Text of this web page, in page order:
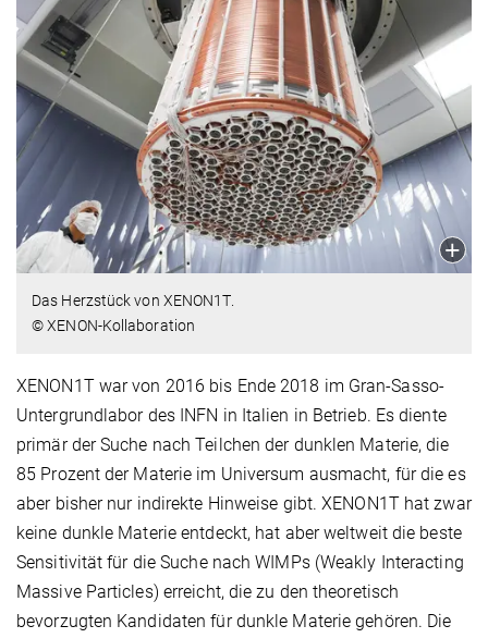
Das Herzstück von XENON1T.
© XENON-Kollaboration
XENON1T war von 2016 bis Ende 2018 im Gran-Sasso-
Untergrundlabor des INFN in Italien in Betrieb. Es diente
primär der Suche nach Teilchen der dunklen Materie, die
85 Prozent der Materie im Universum ausmacht, für die es
aber bisher nur indirekte Hinweise gibt. XENON1T hat zwar
keine dunkle Materie entdeckt, hat aber weltweit die beste
Sensitivität für die Suche nach WIMPs (Weakly Interacting
Massive Particles) erreicht, die zu den theoretisch
bevorzugten Kandidaten für dunkle Materie gehören. Die